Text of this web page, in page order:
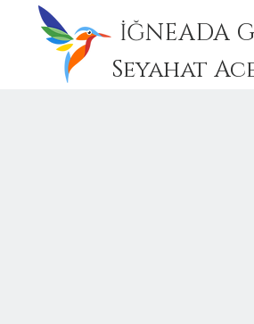
İĞNEADA
Seyahat